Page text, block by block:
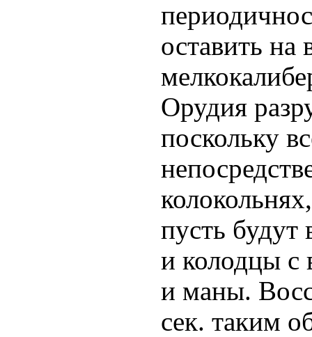
оставить на
Орудия
поскольку
пусть будут
и колодцы с
и маны.
сек. таким